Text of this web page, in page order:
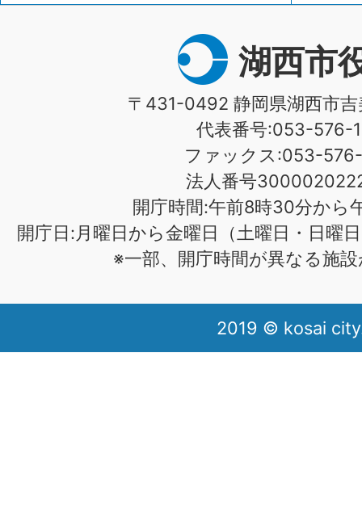
湖西市
〒431-0492 静岡県湖西市
代表番号:053-576-
ファックス:053-576-
法人番号
開庁時間:午前8時30分から
開庁日:月曜日から金曜日（土曜日・日曜
※一部、開庁時間が異なる施
2019 © kosai